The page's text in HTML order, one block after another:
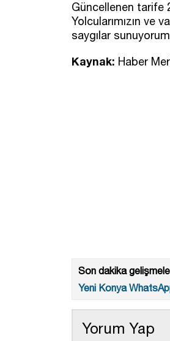
Güncellenen tarife
Yolcularımızın ve
saygılar
Kaynak: Haber
Son dakika
Yeni Konya
Yorum Yap